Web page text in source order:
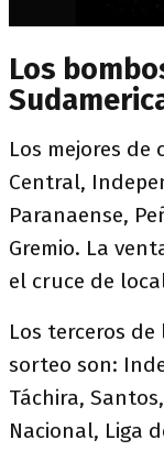
Los
Los mejores
Central,
Paranaense,
Gremio. La
el cruce de
Los terceros
sorteo son:
Táchira,
Nacional, Liga